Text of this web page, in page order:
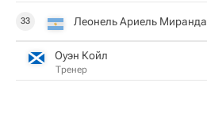
33 Леонель Ариель Миранда
Оуэн Койл
Тренер